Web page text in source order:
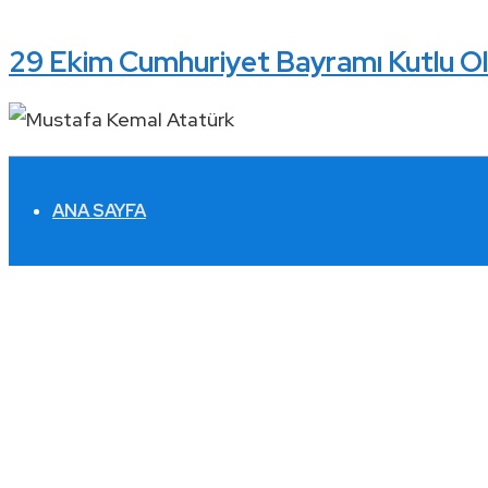
29 Ekim Cumhuriyet Bayramı Kutlu
ALTBILGI
ANA SAYFA